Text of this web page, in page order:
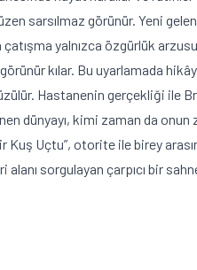
sarsılmaz görünür. Yeni
çatışma yalnızca özgürlük
görünür kılar. Bu uyarlamada
Hastanenin gerçekliği ile
dünyayı, kimi zaman da
Kuş Uçtu”, otorite ile birey
alanı sorgulayan çarpıcı bir